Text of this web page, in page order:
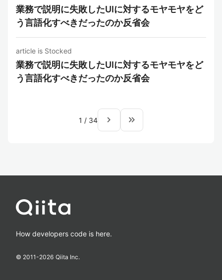
業務で説明に失敗したUIに対するモヤモヤをど
う言語化すべきだったのか反省会
article is Stocked
業務で説明に失敗したUIに対するモヤモヤをど
う言語化すべきだったのか反省会
1 / 34 navigate_next keyboard_double_arrow_right
How developers code is here.
© 2011-2026 Qiita Inc.